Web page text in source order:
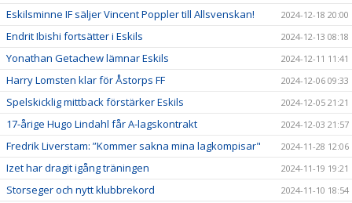
Eskilsminne IF säljer Vincent Poppler till Allsvenskan! 2024-12-18 20:00
Endrit Ibishi fortsätter i Eskils 2024-12-13 08:18
Yonathan Getachew lämnar Eskils 2024-12-11 11:41
Harry Lomsten klar för Åstorps FF 2024-12-06 09:33
Spelskicklig mittback förstärker Eskils 2024-12-05 21:21
17-årige Hugo Lindahl får A-lagskontrakt 2024-12-03 21:57
Fredrik Liverstam: ”Kommer sakna mina lagkompisar" 2024-11-28 12:06
Izet har dragit igång träningen 2024-11-19 19:21
Storseger och nytt klubbrekord 2024-11-10 18:54